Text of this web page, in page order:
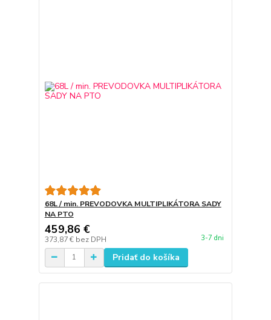
68L / min. PREVODOVKA MULTIPLIKÁTORA SADY
NA PTO
459,86 €
373,87 € bez DPH 3-7 dni
Pridať do košíka